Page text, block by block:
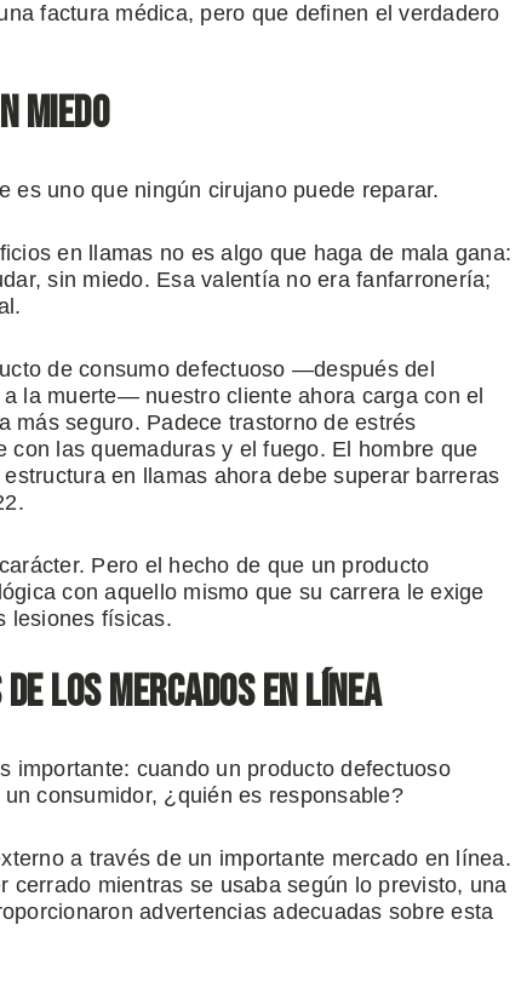
factura médica, pero que definen el verdadero
miedo
es uno que ningún cirujano puede reparar.
en llamas no es algo que haga de mala gana:
sin miedo. Esa valentía no era fanfarronería;
de consumo defectuoso —después del
la muerte— nuestro cliente ahora carga con el
más seguro. Padece trastorno de estrés
las quemaduras y el fuego. El hombre que
en llamas ahora debe superar barreras
Pero el hecho de que un producto
con aquello mismo que su carrera le exige
lesiones físicas.
los mercados en línea
importante: cuando un producto defectuoso
consumidor, ¿quién es responsable?
a través de un importante mercado en línea.
mientras se usaba según lo previsto, una
advertencias adecuadas sobre esta